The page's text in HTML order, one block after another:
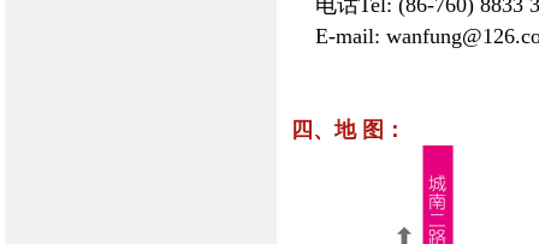
电话Tel: (86-760) 8833
E-mail:
四、地 图：